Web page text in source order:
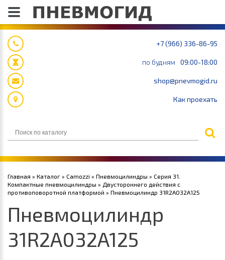
+7 (966) 336-86-95
по будням 09:00-18:00
shop@pnevmogid.ru
Как проехать
Главная » Каталог » Camozzi » Пневмоцилиндры » Серия 31.
Компактные пневмоцилиндры » Двустороннего действия с
противоповоротной платформой » Пневмоцилиндр 31R2A032A125
Пневмоцилиндр
31R2A032A125